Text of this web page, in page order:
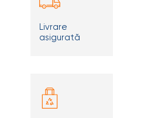
Livrare
asigurată